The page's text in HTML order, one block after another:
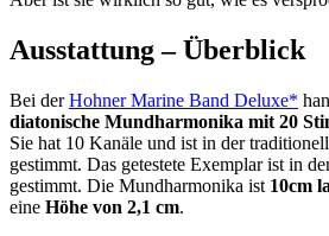
Ausstattung – Überblick
Bei derHohner Marine Band Deluxe*
diatonische Mundharmonika mit 20
Sie hat 10 Kanäle und ist in der
gestimmt. Das getestete Exemplar ist in
gestimmt. Die Mundharmonika ist 10cm
eine Höhe von 2,1 cm.